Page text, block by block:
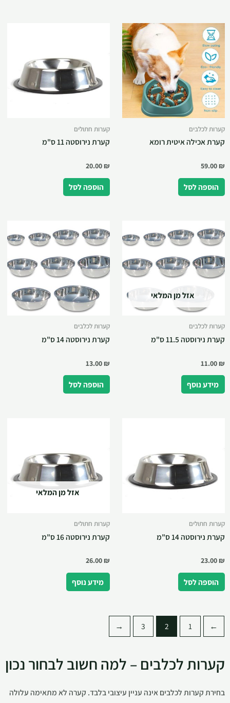
קערות לכלבים
קערת אכילה איטית רומא
59.00₪
הוספה לסל
קערות חתולים
קערת נירוסטה 11 ס"מ
20.00₪
הוספה לסל
אזל מן המלאי
קערות לכלבים
קערת נירוסטה 11.5 ס"מ
11.00₪
מידע נוסף
קערות לכלבים
קערת נירוסטה 14 ס"מ
13.00₪
הוספה לסל
קערות חתולים
קערת נירוסטה 14 ס"מ
23.00₪
הוספה לסל
אזל מן המלאי
קערות חתולים
קערת נירוסטה 16 ס"מ
26.00₪
מידע נוסף
→
1
2
3
←
קערות לכלבים – למה חשוב לבחור נכון
בחירת קערות לכלבים אינה עניין עיצובי בלבד. קערה לא מתאימה עלולה